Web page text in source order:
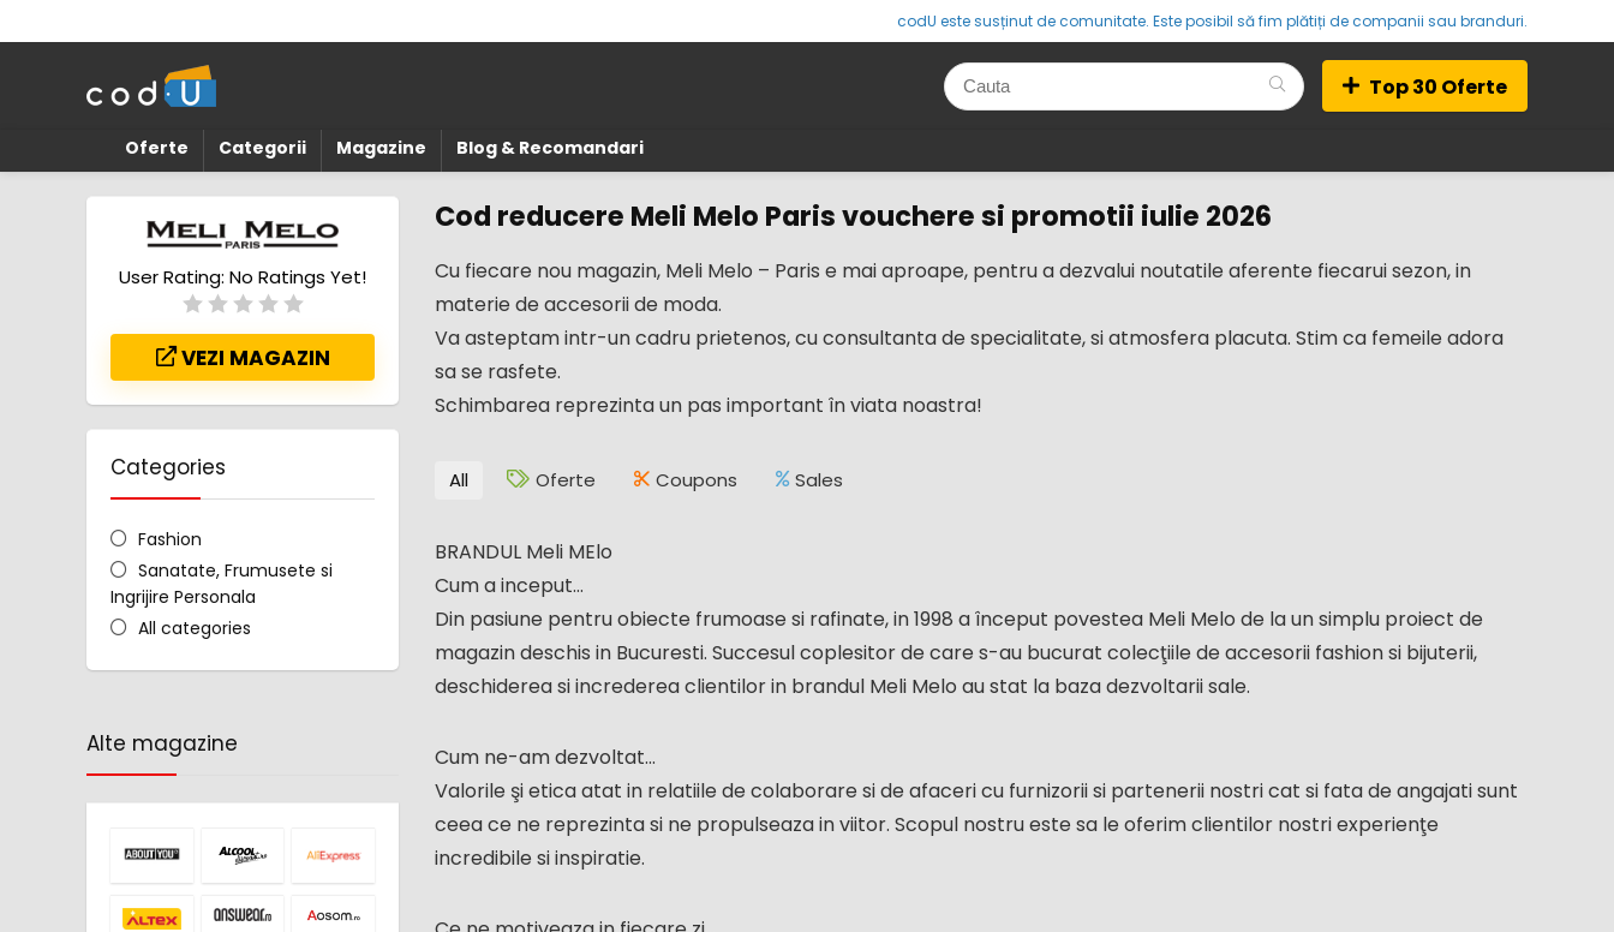
codU este susținut de comunitate. Este posibil să fim plătiți de companii sau branduri.
Top 30 Oferte
Oferte Categorii Magazine Blog & Recomandari
Cod reducere Meli Melo Paris vouchere si promotii iulie 2026
Cu fiecare nou magazin, Meli Melo – Paris e mai aproape, pentru a dezvalui noutatile aferente fiecarui sezon, in
materie de accesorii de moda.
Va asteptam intr-un cadru prietenos, cu consultanta de specialitate, si atmosfera placuta. Stim ca femeile adora
sa se rasfete.
Schimbarea reprezinta un pas important în viata noastra!
User Rating: No Ratings Yet!
VEZI MAGAZIN
Categories
Fashion
Sanatate, Frumusete si
Ingrijire Personala
All categories
All Oferte Coupons Sales
BRANDUL Meli MElo
Cum a inceput...
Din pasiune pentru obiecte frumoase si rafinate, in 1998 a început povestea Meli Melo de la un simplu proiect de
magazin deschis in Bucuresti. Succesul coplesitor de care s-au bucurat colecţiile de accesorii fashion si bijuterii,
deschiderea si increderea clientilor in brandul Meli Melo au stat la baza dezvoltarii sale.
Cum ne-am dezvoltat...
Valorile şi etica atat in relatiile de colaborare si de afaceri cu furnizorii si partenerii nostri cat si fata de angajati sunt
ceea ce ne reprezinta si ne propulseaza in viitor. Scopul nostru este sa le oferim clientilor nostri experienţe
incredibile si inspiratie.
Alte magazine